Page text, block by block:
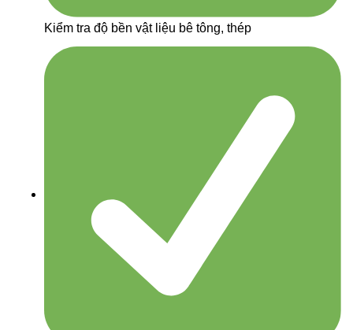
Kiểm tra độ bền vật liệu bê tông, thép